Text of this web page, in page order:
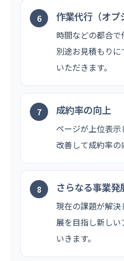
作業代行（オプ
時間などの都合で
別途お見積もり
いただきます。
成約率の向上
ページが上位表
改善して成約率の
さらなる事業発
現在の課題が解
展を目指し新しい
いきます。